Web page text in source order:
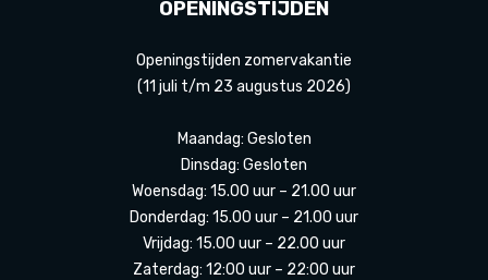
OPENINGSTIJDEN
Openingstijden zomervakantie
(11 juli t/m 23 augustus 2026)
Maandag: Gesloten
Dinsdag: Gesloten
Woensdag: 15.00 uur – 21.00 uur
Donderdag: 15.00 uur – 21.00 uur
Vrijdag: 15.00 uur – 22.00 uur
Zaterdag: 12:00 uur – 22:00 uur